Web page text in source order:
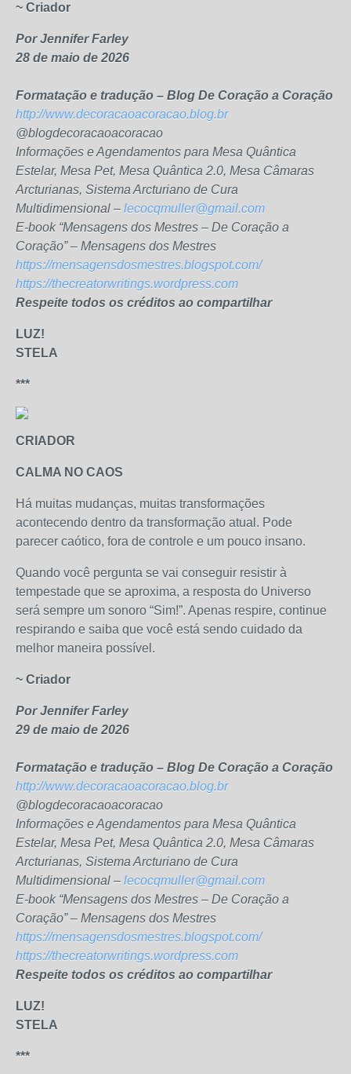
~ Criador
Por Jennifer Farley
28 de maio de 2026
Formatação e tradução – Blog De Coração a Coração
http://www.decoracaoacoracao.blog.br
@blogdecoracaoacoracao
Informações e Agendamentos para Mesa Quântica
Estelar, Mesa Pet, Mesa Quântica 2.0, Mesa Câmaras
Arcturianas, Sistema Arcturiano de Cura
Multidimensional – lecocqmuller@gmail.com
E-book “Mensagens dos Mestres – De Coração a
Coração” – Mensagens dos Mestres
https://mensagensdosmestres.blogspot.com/
https://thecreatorwritings.wordpress.com
Respeite todos os créditos ao compartilhar
LUZ!
STELA
***
CRIADOR
CALMA NO CAOS
Há muitas mudanças, muitas transformações
acontecendo dentro da transformação atual. Pode
parecer caótico, fora de controle e um pouco insano.
Quando você pergunta se vai conseguir resistir à
tempestade que se aproxima, a resposta do Universo
será sempre um sonoro “Sim!”. Apenas respire, continue
respirando e saiba que você está sendo cuidado da
melhor maneira possível.
~ Criador
Por Jennifer Farley
29 de maio de 2026
Formatação e tradução – Blog De Coração a Coração
http://www.decoracaoacoracao.blog.br
@blogdecoracaoacoracao
Informações e Agendamentos para Mesa Quântica
Estelar, Mesa Pet, Mesa Quântica 2.0, Mesa Câmaras
Arcturianas, Sistema Arcturiano de Cura
Multidimensional – lecocqmuller@gmail.com
E-book “Mensagens dos Mestres – De Coração a
Coração” – Mensagens dos Mestres
https://mensagensdosmestres.blogspot.com/
https://thecreatorwritings.wordpress.com
Respeite todos os créditos ao compartilhar
LUZ!
STELA
***